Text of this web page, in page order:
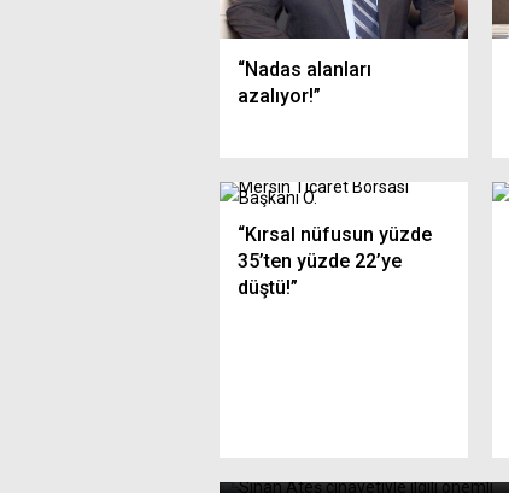
“Nadas alanları
azalıyor!”
“Kırsal nüfusun yüzde
35’ten yüzde 22’ye
düştü!”